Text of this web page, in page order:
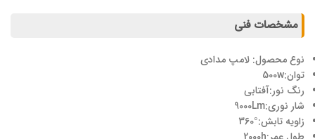
مشخصات فنی
نوع محصول: لامپ مدادی
توان:500w
رنگ نور:آفتابی
شار نوری:9000Lm
زاویه تابش:°360